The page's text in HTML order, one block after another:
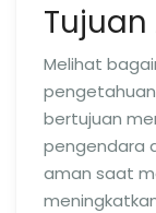
Tujuan
Melihat
bertujuan
pengendara
aman saat